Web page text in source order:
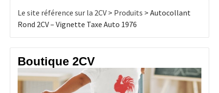
options
peuvent
sur
la
Le site référence sur la 2CV > Produits > Autocollant
Rond 2CV – Vignette Taxe Auto 1976
Boutique 2CV